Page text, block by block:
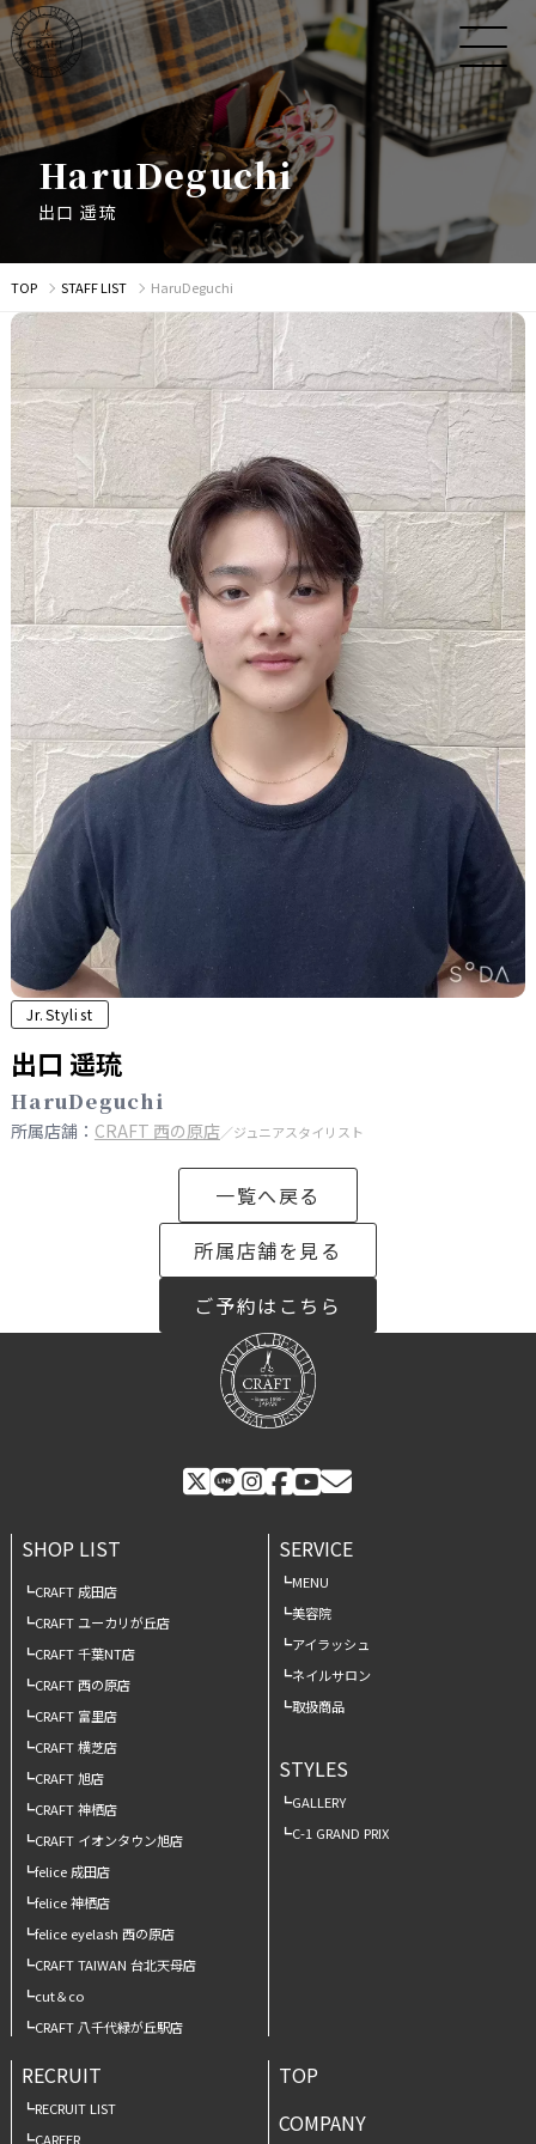
HaruDeguchi
出口 遥琉
TOP STAFF LIST HaruDeguchi
Jr.Stylist
出口 遥琉
HaruDeguchi
所属店舗： CRAFT 西の原店／ジュニアスタイリスト
一覧へ戻る
所属店舗を見る
ご予約はこちら
SHOP LIST
CRAFT 成田店
CRAFT ユーカリが丘店
CRAFT 千葉NT店
CRAFT 西の原店
CRAFT 富里店
CRAFT 横芝店
CRAFT 旭店
CRAFT 神栖店
CRAFT イオンタウン旭店
felice 成田店
felice 神栖店
felice eyelash 西の原店
CRAFT TAIWAN 台北天母店
cut＆co
CRAFT 八千代緑が丘駅店
SERVICE
MENU
美容院
アイラッシュ
ネイルサロン
取扱商品
STYLES
GALLERY
C-1 GRAND PRIX
RECRUIT
RECRUIT LIST
CAREER
TOP
COMPANY